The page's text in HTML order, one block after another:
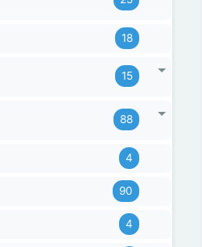
18
15
88
4
90
4